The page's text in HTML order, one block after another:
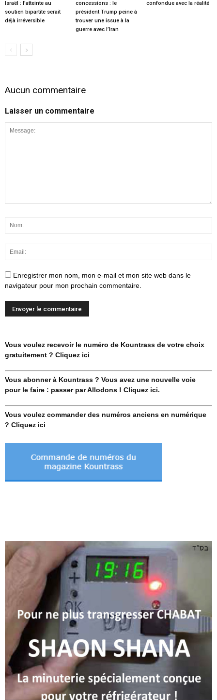
Israël : l’atteinte au
soutien bipartite serait
déjà irréversible
concessions : le
président Trump peine à
trouver une issue à la
guerre avec l’Iran
confondue avec la réalité
Aucun commentaire
Laisser un commentaire
Enregistrer mon nom, mon e-mail et mon site web dans le
navigateur pour mon prochain commentaire.
Vous voulez recevoir le numéro de Kountrass de votre choix
gratuitement ? Cliquez ici
Vous abonner à Kountrass ? Vous avez une nouvelle voie
pour le faire : passer par Allodons ! Cliquez ici.
Vous voulez commander des numéros anciens en numérique
? Cliquez ici